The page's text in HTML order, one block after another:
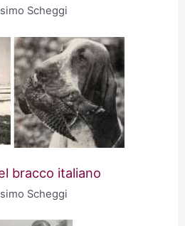
Scheggi
bracco italiano
Scheggi